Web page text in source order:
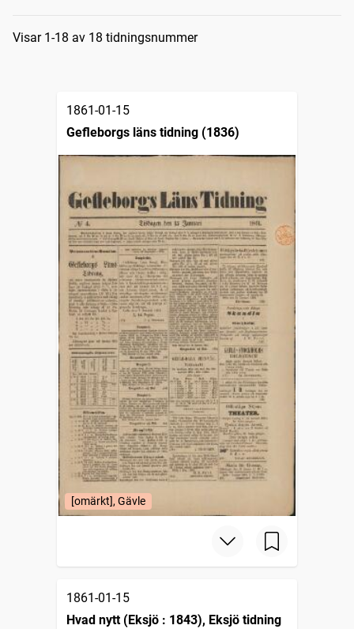
Sökresultat
Visar 1-18 av 18 tidningsnummer
1861-01-15
Gefleborgs läns tidning (1836)
[omärkt], Gävle
1861-01-15
Hvad nytt (Eksjö : 1843), Eksjö tidning